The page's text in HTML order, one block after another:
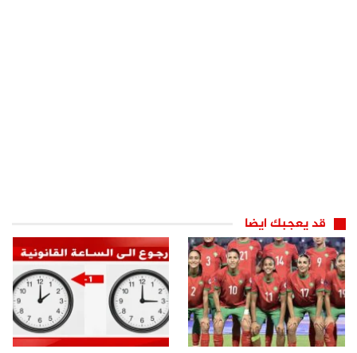
قد يعجبك ايضا